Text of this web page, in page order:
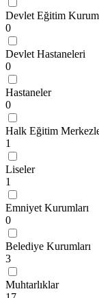
Devlet Eğitim
0
Devlet Hastaneleri
0
Hastaneler
0
Halk Eğitim
1
Liseler
1
Emniyet Kurumları
0
Belediye Kurumları
3
Muhtarlıklar